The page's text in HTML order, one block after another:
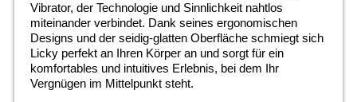
Vibrator, der Technologie und Sinnlichkeit nahtlos
miteinander verbindet. Dank seines ergonomischen
Designs und der seidig-glatten Oberfläche schmiegt sich
Licky perfekt an Ihren Körper an und sorgt für ein
komfortables und intuitives Erlebnis, bei dem Ihr
Vergnügen im Mittelpunkt steht.